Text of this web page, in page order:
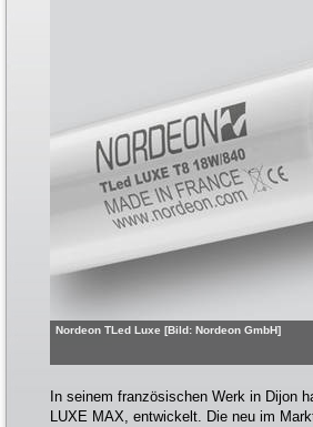
Nordeon TLed Luxe [Bild: Nordeon GmbH]
In seinem französischen Werk in Dijon
LUXE MAX, entwickelt. Die neu im